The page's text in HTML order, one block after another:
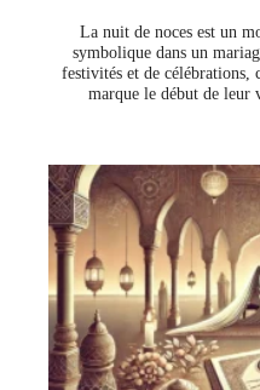
La nuit de noces est un
symbolique dans un
festivités et de célébrations,
marque le début de leur